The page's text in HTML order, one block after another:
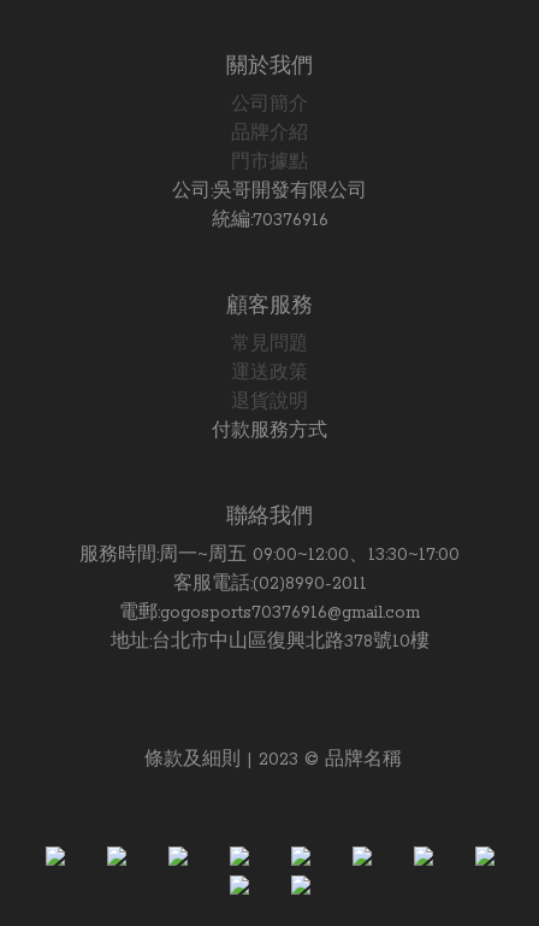
關於我們
公司簡介
品牌介紹
門市據點
公司:吳哥開發有限公司
統編:70376916
顧客服務
常見問題
運送政策
退貨說明
付款服務方式
聯絡我們
服務時間:周一~周五 09:00~12:00、13:30~17:00
客服電話:(02)8990-2011
電郵:gogosports70376916@gmail.com
地址:台北市中山區復興北路378號10樓
條款及細則 | 2023 © 品牌名稱